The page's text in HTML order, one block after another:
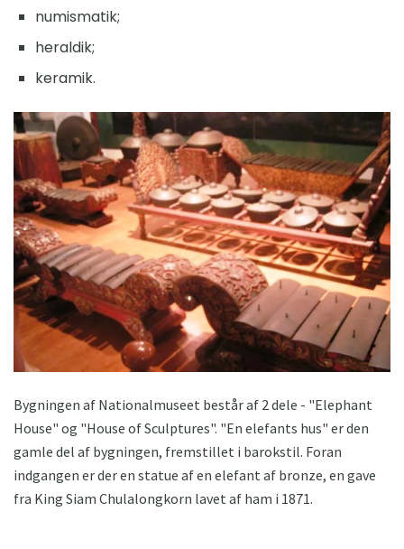
numismatik;
heraldik;
keramik.
Bygningen af ​​Nationalmuseet består af 2 dele - "Elephant
House" og "House of Sculptures". "En elefants hus" er den
gamle del af bygningen, fremstillet i barokstil. Foran
indgangen er der en statue af en elefant af bronze, en gave
fra King Siam Chulalongkorn lavet af ham i 1871.